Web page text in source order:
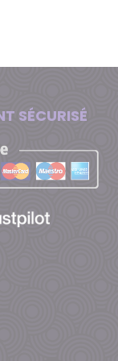
SÉCURISÉ